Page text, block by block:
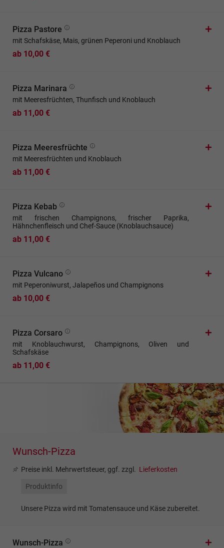
Pizza Pastore
mit Schafskäse, Mais, grünen Peperoni und Knoblauch
ab 10,00 €
Pizza Marinara
mit Meeresfrüchten, Thunfisch und Knoblauch
ab 11,00 €
Pizza Meeresfrüchte
mit Meeresfrüchten und Knoblauch
ab 11,00 €
Pizza Kebab
mit frischen Champignons, frischer Paprika,
Hähnchenfleisch und Chef-Sauce (Knoblauchsauce)
ab 11,00 €
Pizza Vulcano
mit Peperoniwurst, Jalapeños und Champignons
ab 10,00 €
Pizza Corsaro
mit Knoblauchwurst, Champignons, Oliven und
Schafskäse
ab 11,00 €
Wunsch-Pizza
Preise inkl. Mehrwertsteuer, ggf. zzgl. Lieferkosten
Produktinfo
Unsere Pizza wird mit Tomatensauce und Käse zubereitet.
Wunsch-Pizza